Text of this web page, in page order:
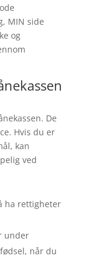
MIN side
og
De
Hvis du er
kan
ved
ha rettigheter
under
når du